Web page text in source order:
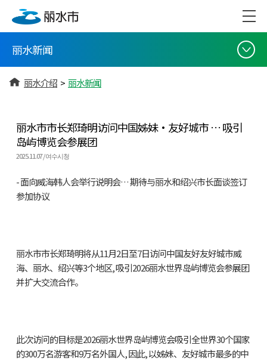
丽水新闻
丽水介绍 > 丽水新闻
丽水市市长郑琦明访问中国姊妹·友好城市 … 吸引
岛屿博览会参展团
2025.11.07 / 여수시청
- 面向威海韩人会举行说明会… 期待与丽水和绍兴市长面谈签订
参加协议
丽水市市长郑琦明将从11月2日至7日访问中国友好友好城市威
海、丽水、绍兴等3个地区, 吸引2026丽水世界岛屿博览会参展团
并扩大交流合作。
此次访问的目标是2026丽水世界岛屿博览会吸引全世界30个国家
的300万名游客和9万名外国人, 因此, 以姊妹、友好城市最多的中